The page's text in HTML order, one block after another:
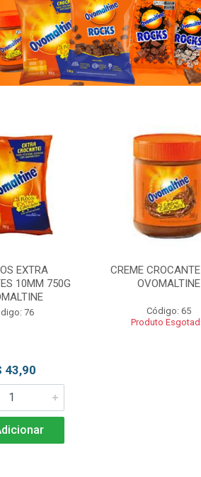
EXTRA
10MM 750G
76
43,90
CREME
OVOMALTINE
Código: 65
Produto